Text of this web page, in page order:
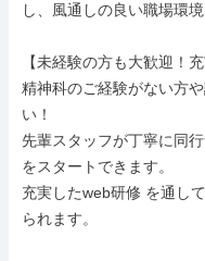
し、風通しの良い職場環
【未経験の方も大歓迎！
精神科のご経験がない方
い！
先輩スタッフが丁寧に同
をスタートできます。
充実したweb研修 を通し
られます。